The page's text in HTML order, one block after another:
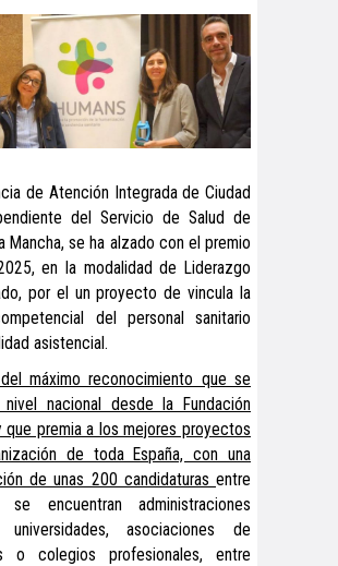
de Atención Integrada de Ciudad
del Servicio de Salud de
Mancha, se ha alzado con el premio
en la modalidad de Liderazgo
por el un proyecto de vincula la
del personal sanitario
asistencial.
máximo reconocimiento que se
nacional desde la Fundación
que premia a los mejores proyectos
de toda España, con una
de unas 200 candidaturas entre
encuentran administraciones
universidades, asociaciones de
o colegios profesionales, entre